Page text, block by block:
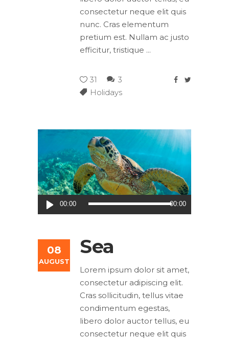
consectetur neque elit quis
nunc. Cras elementum
pretium est. Nullam ac justo
efficitur, tristique
31
3
Holidays
Audio
Player
00:00 00:00
08
AUGUST
Sea
Lorem ipsum dolor sit amet,
consectetur adipiscing elit.
Cras sollicitudin, tellus vitae
condimentum egestas,
libero dolor auctor tellus, eu
consectetur neque elit quis